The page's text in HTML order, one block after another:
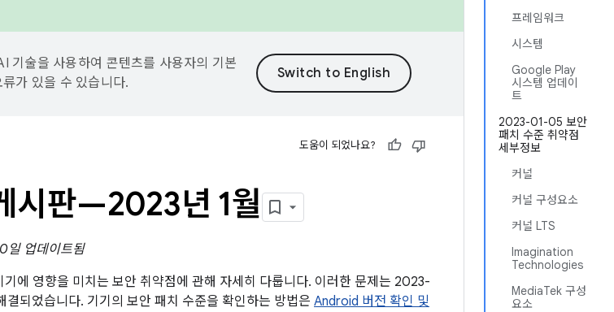
프레임워크
시스템
Google Play
시스템 업데이
트
2023-01-05 보안
패치 수준 취약점
세부정보
커널
커널 구성요소
커널 LTS
Imagination
Technologies
MediaTek 구성
요소
기술을 사용하여 콘텐츠를 사용자의 기본
가 있을 수 있습니다.
도움이 되었나요?
시판—2023년 1월
일 업데이트됨
에 영향을 미치는 보안 취약점에 관해 자세히 다룹니다. 이러한 문제는 2023-
되었습니다. 기기의 보안 패치 수준을 확인하는 방법은 Android 버전 확인 및